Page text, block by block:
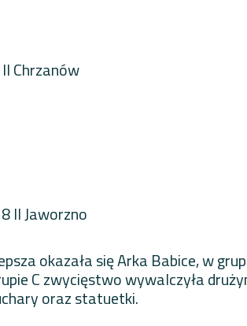
Chrzanów
II Jaworzno
okazała się Arka Babice, w
C zwycięstwo wywalczyła
oraz statuetki.